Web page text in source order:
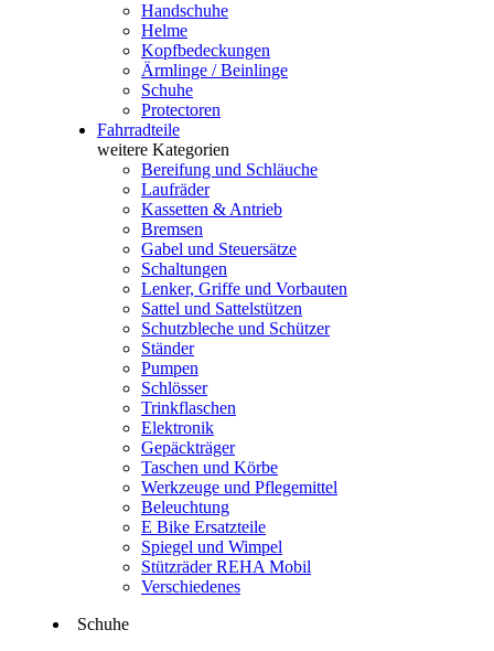
Handschuhe
Helme
Kopfbedeckungen
Ärmlinge / Beinlinge
Schuhe
Protectoren
Fahrradteile
weitere Kategorien
Bereifung und Schläuche
Laufräder
Kassetten & Antrieb
Bremsen
Gabel und Steuersätze
Schaltungen
Lenker, Griffe und Vorbauten
Sattel und Sattelstützen
Schutzbleche und Schützer
Ständer
Pumpen
Schlösser
Trinkflaschen
Elektronik
Gepäckträger
Taschen und Körbe
Werkzeuge und Pflegemittel
Beleuchtung
E Bike Ersatzteile
Spiegel und Wimpel
Stützräder REHA Mobil
Verschiedenes
Schuhe